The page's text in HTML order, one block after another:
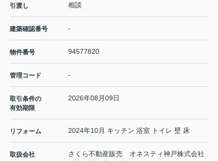
引渡し 相談
建築確認番号 -
物件番号 94577820
管理コード -
取引条件の
有効期限
2026年08月09日
リフォーム 2024年10月 キッチン 浴室 トイレ 壁 床
取扱会社
さくら不動産販売 オネスティ神戸株式会社